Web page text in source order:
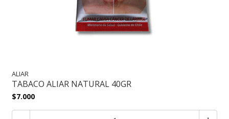
ALIAR
TABACO ALIAR NATURAL 40GR
$7.000